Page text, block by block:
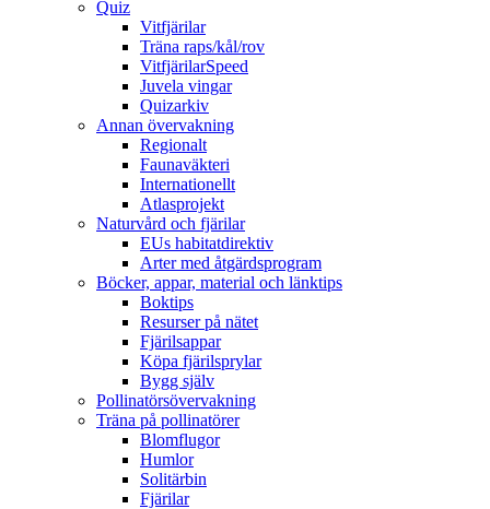
Quiz
Vitfjärilar
Träna raps/kål/rov
VitfjärilarSpeed
Juvela vingar
Quizarkiv
Annan övervakning
Regionalt
Faunaväkteri
Internationellt
Atlasprojekt
Naturvård och fjärilar
EUs habitatdirektiv
Arter med åtgärdsprogram
Böcker, appar, material och länktips
Boktips
Resurser på nätet
Fjärilsappar
Köpa fjärilsprylar
Bygg själv
Pollinatörsövervakning
Träna på pollinatörer
Blomflugor
Humlor
Solitärbin
Fjärilar